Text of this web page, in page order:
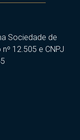
Sociedade de
12.505 e CNPJ